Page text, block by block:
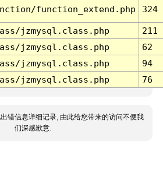
function_extend.php 324
jzmysql.class.php
211
jzmysql.class.php
62
jzmysql.class.php
94
jzmysql.class.php 76
错信息详细记录, 由此给您带来的访问不便我
们深感歉意.